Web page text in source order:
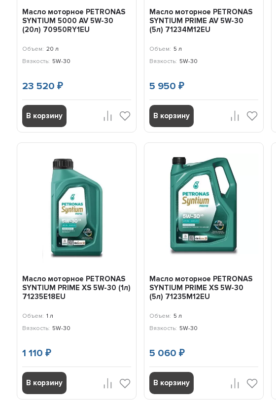
Масло моторное PETRONAS
SYNTIUM 5000 AV 5W-30
(20л) 70950RY1EU
Объем: 20 л
Вязкость: 5W-30
23 520₽
В корзину
Масло моторное PETRONAS
SYNTIUM PRIME AV 5W-30
(5л) 71234M12EU
Объем: 5 л
Вязкость: 5W-30
5 950₽
В корзину
Масло моторное PETRONAS
SYNTIUM PRIME XS 5W-30 (1л)
71235E18EU
Объем: 1 л
Вязкость: 5W-30
1 110₽
В корзину
Масло моторное PETRONAS
SYNTIUM PRIME XS 5W-30
(5л) 71235M12EU
Объем: 5 л
Вязкость: 5W-30
5 060₽
В корзину